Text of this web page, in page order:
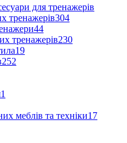
для тренажерів
тренажерів304
44
тренажерів230
19
252
1
меблів та техніки17